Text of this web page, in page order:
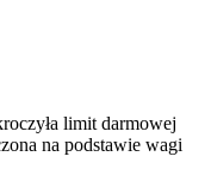
limit darmowej
na podstawie wagi